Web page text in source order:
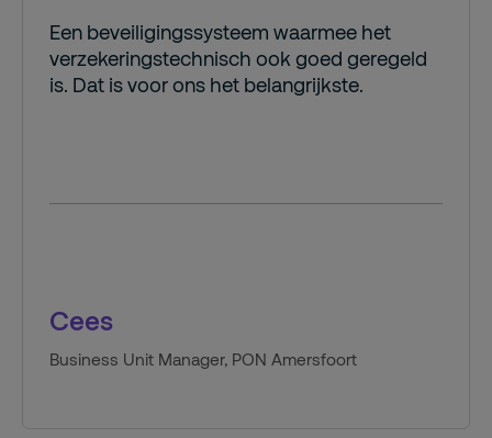
Een beveiligingssysteem waarmee het
verzekeringstechnisch ook goed geregeld
is. Dat is voor ons het belangrijkste.
Cees
Business Unit Manager, PON Amersfoort